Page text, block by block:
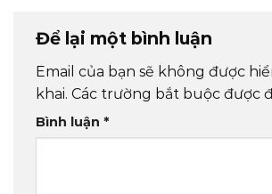
Để lại một bình luận
Email của bạn sẽ không được
khai. Các trường bắt buộc được
Bình luận *